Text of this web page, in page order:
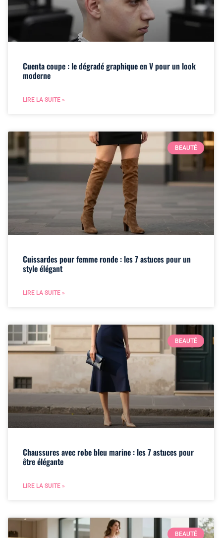
Cuenta coupe : le dégradé graphique en V pour un look
moderne
LIRE LA SUITE »
BEAUTÉ
Cuissardes pour femme ronde : les 7 astuces pour un
style élégant
LIRE LA SUITE »
BEAUTÉ
Chaussures avec robe bleu marine : les 7 astuces pour
être élégante
LIRE LA SUITE »
BEAUTÉ